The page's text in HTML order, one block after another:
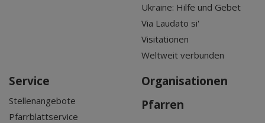
Ukraine: Hilfe und Gebet
Via Laudato si'
Visitationen
Weltweit verbunden
Service
Stellenangebote
Pfarrblattservice
Organisationen
Pfarren